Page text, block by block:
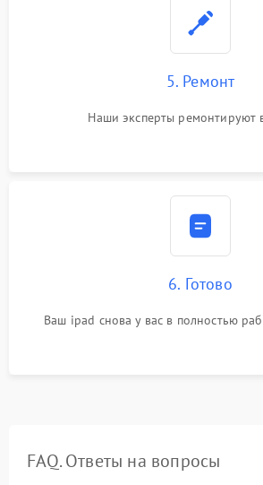
5. Ремонт
Наши эксперты ремонтируют
6. Готово
Ваш ipad снова у вас в полностью
FAQ. Ответы на вопросы